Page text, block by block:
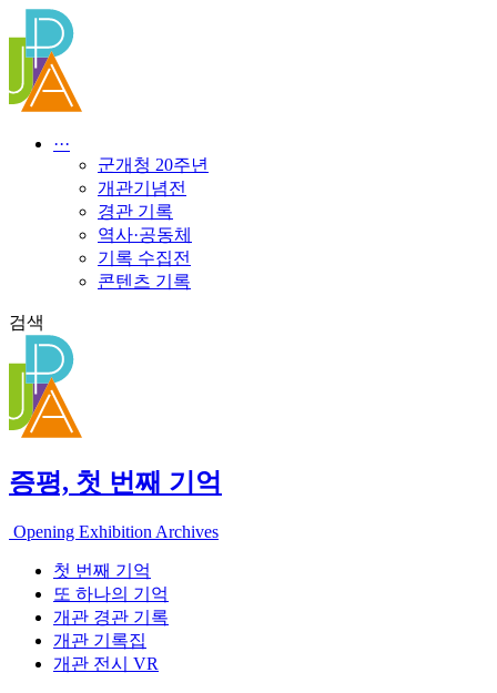
텐
로
건
···
군개청 20주년
개관기념전
경관 기록
역사·공동체
기록 수집전
콘텐츠 기록
검색
증평, 첫 번째 기억
Opening Exhibition Archives
첫 번째 기억
또 하나의 기억
개관 경관 기록
개관 기록집
개관 전시 VR